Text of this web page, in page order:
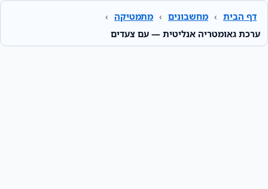
דף הבית › מחשבונים › מתמטיקה ›
גאומטריה אנליטית — עם צעדים